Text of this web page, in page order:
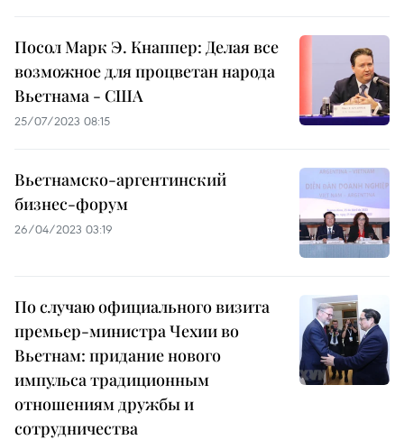
Посол Марк Э. Кнаппер: Делая все
возможное для процветан народа
Вьетнама - США
25/07/2023 08:15
Вьетнамско-аргентинский
бизнес-форум
26/04/2023 03:19
По случаю официального визита
премьер-министра Чехии во
Вьетнам: придание нового
импульса традиционным
отношениям дружбы и
сотрудничества